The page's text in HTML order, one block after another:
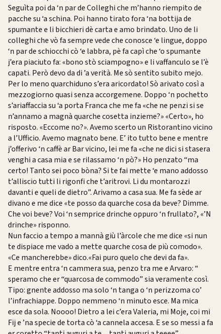
Seguìta poi da ‘n par de Colleghi che m’hanno riempito de
pacche su ‘a schina. Poi hanno tirato fora ‘na bottija de
spumante e li bicchieri dè carta e amo brindato. Uno de li
colleghi che vò fa sempre vede che conosce ‘e lingue, doppo
‘n par de schiocchi cò ‘e labbra, pè fa capì che ‘o spumante
j’era piaciuto fa: «bono stò sciampogno» e li vaffanculo se l’è
capati. Però devo da di ’a verità. Me sò sentito subito mejo.
Per lo meno quarchiduno s’era aricordato! Sò arivato così a
mezzogiorno quasi senza accorgemene. Doppo ‘n pochetto
s’ariaffaccia su ‘a porta Franca che me fa «che ne penzi si se
n’annamo a magnà quarche cosetta inzieme?» «Certo», ho
risposto. «Eccome no?». Avemo scerto un Ristorantino vicino
a l’Ufficio. Avemo magnato bene. E’ ito tutto bene e mentre
j’offerivo ‘n caffè ar Bar vicino, lei me fa «che ne dici si stasera
venghi a casa mia e se rilassamo ‘n pò?» Ho penzato “ma
certo! Tanto sei poco bòna? Si te fai mette ‘e mano addosso
t’alliscio tutti li rigonfi che t’aritrovi. Li du montarozzi
davanti e queli de dietro”. Arivamo a casa sua. Me fa sède ar
divano e me dice «te posso da quarche cosa da beve? Dimme.
Che voi beve? Voi ‘n semprice drinche oppuro ‘n frullato?, «’N
drinche» risponno.
Nun faccio a tempo a mannà giù l’àrcole che me dice «si nun
te dispiace me vado a mette quarche cosa de più comodo».
«Ce mancherebbe» dico.«Fai puro quelo che devi da fa».
E mentre entra ‘n cammera sua, penzo tra me e Arvaro: “
speramo che er “quarcosa de commodo” sia veramente così.
Tipo: gnente addosso ma solo ‘n tanga o ‘n perizzoma co’
l’infrachiappe. Doppo nemmeno ‘n minuto esce. Ma mica
esce da sola. Noooo! Dietro a lei c’era Valeria, mi Moje, coi mi
Fij e ’na specie de torta cò ‘a cannela accesa. E se so messi a fa